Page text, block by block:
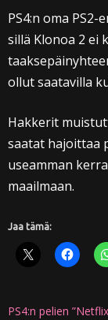
PS4:n oma
sillä Klonoa 2 ei
ollut saatavilla
Hakkerit
saatat hajoittaa
useamman
maailmaan.
Jaa tämä:
PS4:n pelien